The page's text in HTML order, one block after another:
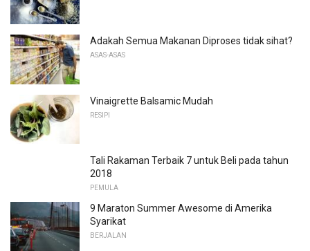
Adakah Semua Makanan Diproses tidak sihat?
ASAS-ASAS
Vinaigrette Balsamic Mudah
RESIPI
Tali Rakaman Terbaik 7 untuk Beli pada tahun
2018
PEMULA
9 Maraton Summer Awesome di Amerika
Syarikat
BERJALAN